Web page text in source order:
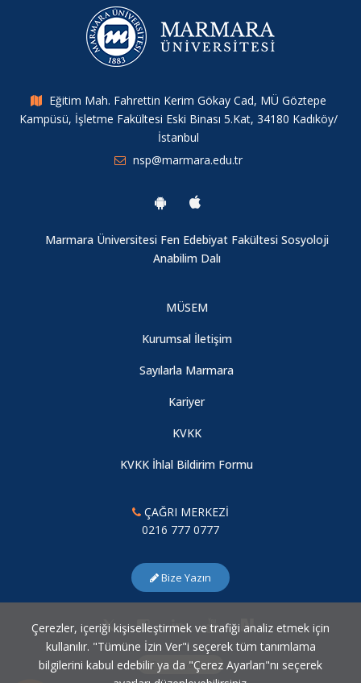
IHSA Konferansı 2025
Merkez Araştırmacımızdan Yeni Bir Çalışma
Kadına Yönelik Şiddetin Önlenmesi: Kavramlar, Veriler ve
Sosyal Bilimciler için Python: Verilerdeki Gizli Kalmış Bilgileri
Yalıtılmış Direnç: Uluslararası Yaptırımlar Altında Bağdat’ın
Kentsel Durumu (1990–2003)
Bilim Diplomasisinde Tanınma, Koordinasyon ve Çerçevesel
Sınırlar: Sri Lanka Örneği
Yeni Merkez Araştırmacımız
Eğitim Mah. Fahrettin Kerim Gökay Cad, MÜ Göztepe
Kampüsü, İşletme Fakültesi Eski Binası 5.Kat, 34180 Kadıköy/
İstanbul
nsp@marmara.edu.tr
Marmara Üniversitesi Fen Edebiyat Fakültesi Sosyoloji
Anabilim Dalı
MÜSEM
Kurumsal İletişim
Sayılarla Marmara
Kariyer
KVKK
KVKK İhlal Bildirim Formu
ÇAĞRI MERKEZİ
0216 777 0777
Bize Yazın
Çerez Ayarları
Çerezler, içeriği kişiselleştirmek ve trafiği analiz etmek için
kullanılır. "Tümüne İzin Ver"i seçerek tüm tanımlama
bilgilerini kabul edebilir ya da "Çerez Ayarları"nı seçerek